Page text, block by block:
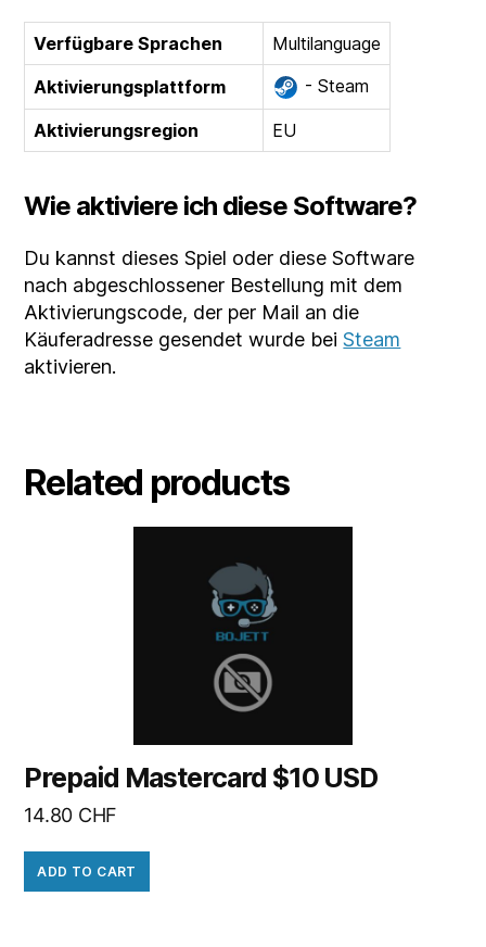
Verfügbare Sprachen
Multilanguage
Aktivierungsplattform
- Steam
Aktivierungsregion EU
Wie aktiviere ich diese Software?
Du kannst dieses Spiel oder diese Software
nach abgeschlossener Bestellung mit dem
Aktivierungscode, der per Mail an die
Käuferadresse gesendet wurde beiSteam
aktivieren.
Related products
Prepaid Mastercard $10 USD
14.80 CHF
ADD TO CART